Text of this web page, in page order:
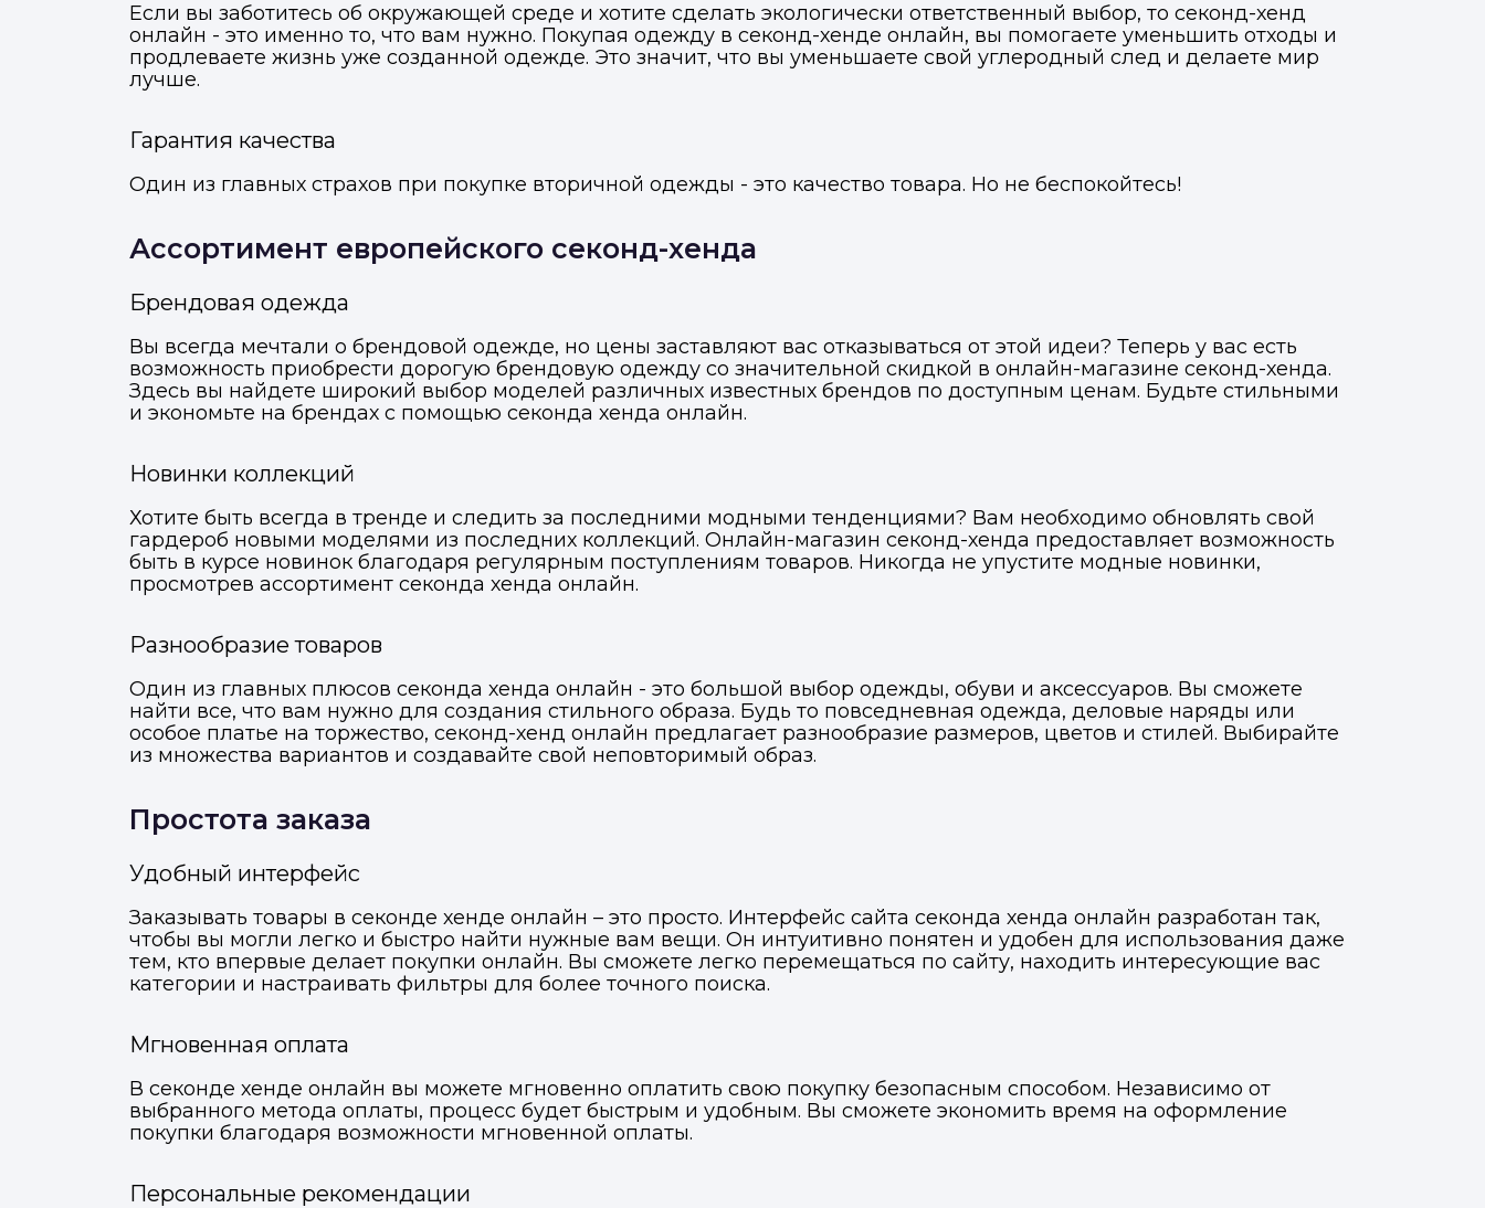
Войти в профиль
Мы отправим код для входа на ваш номер телефона.
Подать заявку
Отправьте заявку через мессенджер-бот — магазины увидят её и пришлют предложения. Фото, описание и AI-оценка
ВКонтакте
Подать заявку
Отправьте заявку через мессенджер-бот — магазины увидят её и пришлют предложения. Фото, описание и AI-оценка
ВКонтакте
Если вы заботитесь об окружающей среде и хотите сделать экологически ответственный выбор, то секонд-хенд
онлайн - это именно то, что вам нужно. Покупая одежду в секонд-хенде онлайн, вы помогаете уменьшить отходы и
продлеваете жизнь уже созданной одежде. Это значит, что вы уменьшаете свой углеродный след и делаете мир
лучше.
Гарантия качества
Один из главных страхов при покупке вторичной одежды - это качество товара. Но не беспокойтесь!
Ассортимент европейского секонд-хенда
Брендовая одежда
Вы всегда мечтали о брендовой одежде, но цены заставляют вас отказываться от этой идеи? Теперь у вас есть
возможность приобрести дорогую брендовую одежду со значительной скидкой в онлайн-магазине секонд-хенда.
Здесь вы найдете широкий выбор моделей различных известных брендов по доступным ценам. Будьте стильными
и экономьте на брендах с помощью секонда хенда онлайн.
Новинки коллекций
Хотите быть всегда в тренде и следить за последними модными тенденциями? Вам необходимо обновлять свой
гардероб новыми моделями из последних коллекций. Онлайн-магазин секонд-хенда предоставляет возможность
быть в курсе новинок благодаря регулярным поступлениям товаров. Никогда не упустите модные новинки,
просмотрев ассортимент секонда хенда онлайн.
Разнообразие товаров
Один из главных плюсов секонда хенда онлайн - это большой выбор одежды, обуви и аксессуаров. Вы сможете
найти все, что вам нужно для создания стильного образа. Будь то повседневная одежда, деловые наряды или
особое платье на торжество, секонд-хенд онлайн предлагает разнообразие размеров, цветов и стилей. Выбирайте
из множества вариантов и создавайте свой неповторимый образ.
Простота заказа
Удобный интерфейс
Заказывать товары в секонде хенде онлайн – это просто. Интерфейс сайта секонда хенда онлайн разработан так,
чтобы вы могли легко и быстро найти нужные вам вещи. Он интуитивно понятен и удобен для использования даже
тем, кто впервые делает покупки онлайн. Вы сможете легко перемещаться по сайту, находить интересующие вас
категории и настраивать фильтры для более точного поиска.
Мгновенная оплата
В секонде хенде онлайн вы можете мгновенно оплатить свою покупку безопасным способом. Независимо от
выбранного метода оплаты, процесс будет быстрым и удобным. Вы сможете экономить время на оформление
покупки благодаря возможности мгновенной оплаты.
Персональные рекомендации